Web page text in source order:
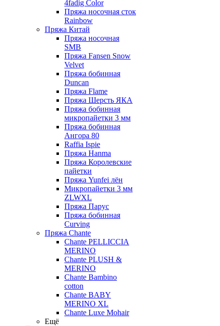
4fadig Color
Пряжа носочная сток
Rainbow
Пряжа Китай
Пряжа носочная
SMB
Пряжа Fansen Snow
Velvet
Пряжа бобинная
Duncan
Пряжа Flame
Пряжа Шерсть ЯКА
Пряжа бобинная
микропайетки 3 мм
Пряжа бобинная
Ангора 80
Raffia Ispie
Пряжа Hanma
Пряжа Королевские
пайетки
Пряжа Yunfei лён
Микропайетки 3 мм
ZLWXL
Пряжа Парус
Пряжа бобинная
Curving
Пряжа Chante
Chante PELLICCIA
MERINO
Chante PLUSH &
MERINO
Chante Bambino
cotton
Chante BABY
MERINO XL
Chante Luxe Mohair
Ещё